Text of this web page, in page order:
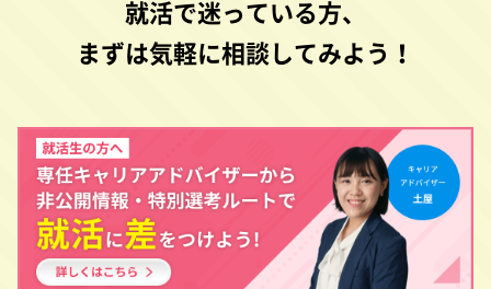
就活で迷っている方、
まずは気軽に相談してみよう！